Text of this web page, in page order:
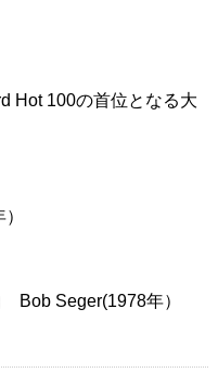
Hot 100の首位となる大
Seger(1978年）